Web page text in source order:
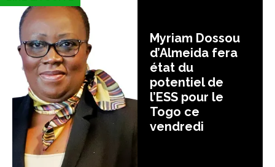
Myriam Dossou
d’Almeida fera
état du
potentiel de
l’ESS pour le
Togo ce
vendredi